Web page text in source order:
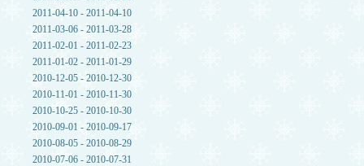
2011-04-10 - 2011-04-10
2011-03-06 - 2011-03-28
2011-02-01 - 2011-02-23
2011-01-02 - 2011-01-29
2010-12-05 - 2010-12-30
2010-11-01 - 2010-11-30
2010-10-25 - 2010-10-30
2010-09-01 - 2010-09-17
2010-08-05 - 2010-08-29
2010-07-06 - 2010-07-31